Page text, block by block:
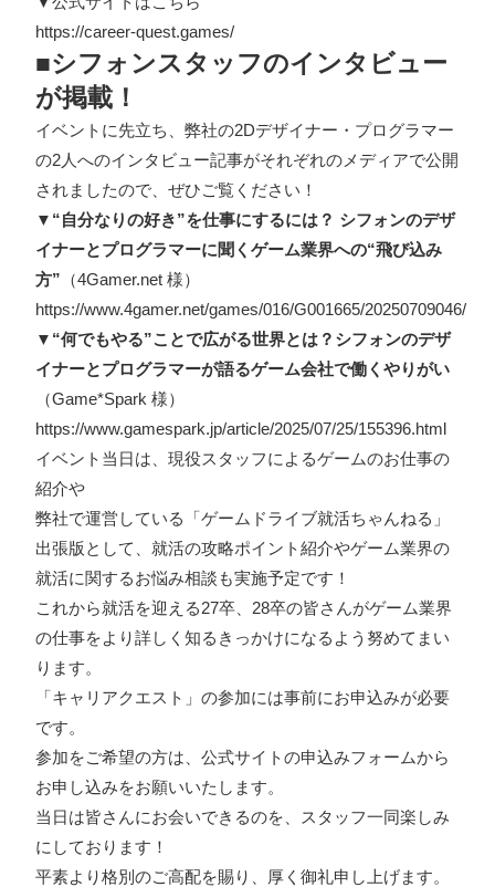
https://career-quest.games/
■シフォンスタッフのインタビュー
が掲載！
イベントに先立ち、弊社の2Dデザイナー・プログラマー
の2人へのインタビュー記事がそれぞれのメディアで公開
されましたので、ぜひご覧ください！
▼“自分なりの好き”を仕事にするには？ シフォンのデザ
イナーとプログラマーに聞くゲーム業界への“飛び込み
方” （4Gamer.net 様）
https://www.4gamer.net/games/016/G001665/20250709046/
▼“何でもやる”ことで広がる世界とは？シフォンのデザ
イナーとプログラマーが語るゲーム会社で働くやりがい
（Game*Spark 様）
https://www.gamespark.jp/article/2025/07/25/155396.html
イベント当日は、現役スタッフによるゲームのお仕事の
紹介や
弊社で運営している「ゲームドライブ就活ちゃんねる 」
出張版として、就活の攻略ポイント紹介やゲーム業界の
就活に関するお悩み相談も実施予定です！
これから就活を迎える27卒、28卒の皆さんがゲーム業界
の仕事をより詳しく知るきっかけになるよう努めてまい
ります。
「キャリアクエスト」の参加には事前にお申込みが必要
です。
参加をご希望の方は、公式サイトの申込みフォームから
お申し込みをお願いいたします。
当日は皆さんにお会いできるのを、スタッフ一同楽しみ
にしております！
平素より格別のご高配を賜り、厚く御礼申し上げます。